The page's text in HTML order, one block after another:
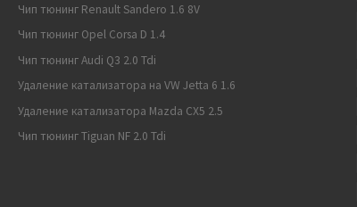
Чип тюнинг Renault Sandero 1.6 8V
Чип тюнинг Opel Corsa D 1.4
Чип тюнинг Audi Q3 2.0 Tdi
Удаление катализатора на VW Jetta 6 1.6
Удаление катализатора Mazda CX5 2.5
Чип тюнинг Tiguan NF 2.0 Tdi